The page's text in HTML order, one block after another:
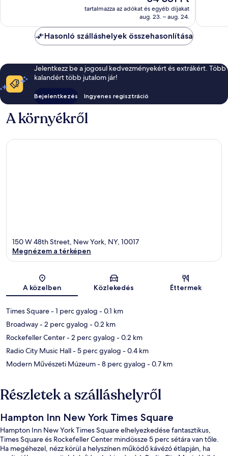
értékelés
54 381 Ft
tartalmazza az adókat és egyéb díjakat
aug. 23. – aug. 24.
Hasonló szálláshelyek összehasonlítása
Jelentkezz be a jogosul kedvezményekért és extrákért. Több
kalandért több jutalom jár!
Bejelentkezés Ingyenes regisztráció
A környékről
Térkép
150 W 48th Street, New York, NY, 10017
Megnézem a térképen
A közelben Közlekedés Éttermek
Times Square- 1 perc gyalog - 0.1 km
Broadway- 2 perc gyalog - 0.2 km
Rockefeller Center- 2 perc gyalog - 0.2 km
Radio City Music Hall- 5 perc gyalog - 0.4 km
Modern Művészeti Múzeum- 8 perc gyalog - 0.7 km
Részletek a szálláshelyről
Hampton Inn New York Times Square
Hampton Inn New York Times Square elhelyezkedése fantasztikus,
Times Square és Rockefeller Center mindössze 5 perc sétára van tőle.
Ha megéhezel, nézz körül a helyszínen működő kávézó étlapján, ha